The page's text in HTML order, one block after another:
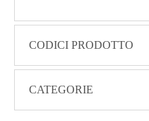
CODICI PRODOTTO
CATEGORIE